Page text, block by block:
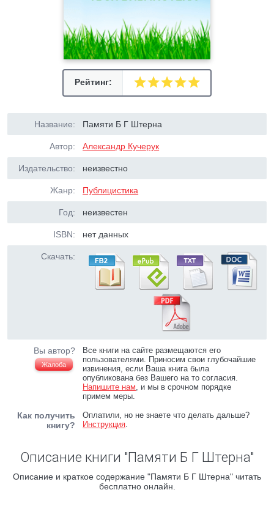
Рейтинг:
Название: Памяти Б Г Штерна
Автор: Александр Кучерук
Издательство: неизвестно
Жанр: Публицистика
Год: неизвестен
ISBN: нет данных
Скачать:
Вы автор?
Жалоба
Все книги на сайте размещаются его
пользователями. Приносим свои глубочайшие
извинения, если Ваша книга была
опубликована без Вашего на то согласия.
Напишите нам, и мы в срочном порядке
примем меры.
Как получить
книгу?
Оплатили, но не знаете что делать дальше?
Инструкция.
Описание книги "Памяти Б Г Штерна"
Описание и краткое содержание "Памяти Б Г Штерна" читать
бесплатно онлайн.